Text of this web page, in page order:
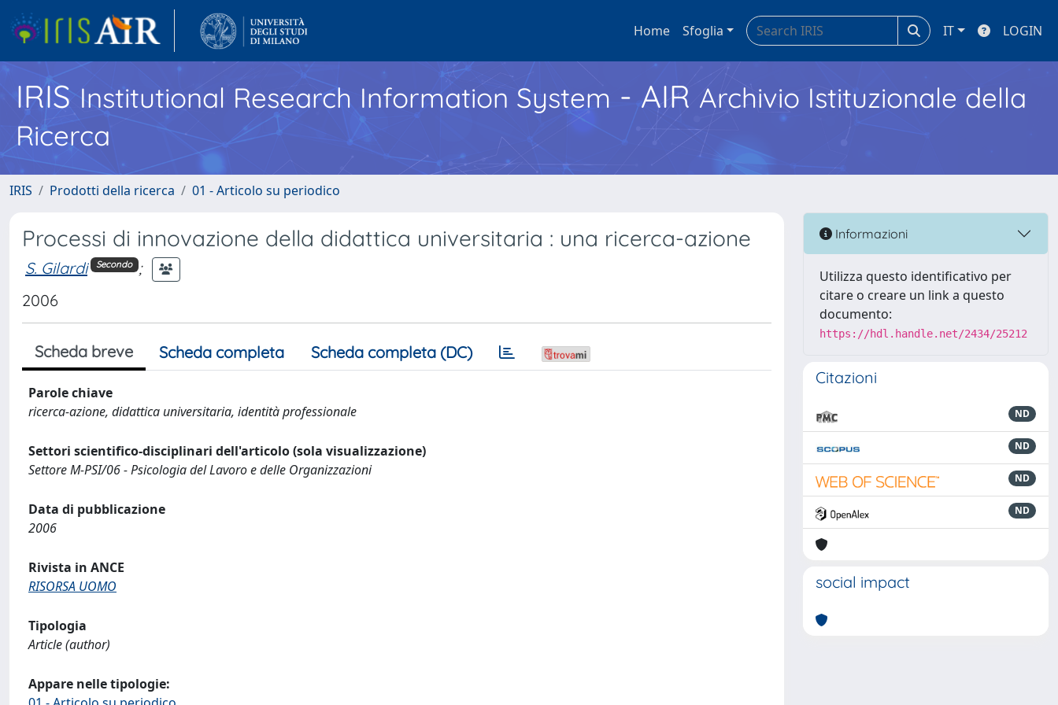
Home Sfoglia IT LOGIN
IRISInstitutional Research Information System - AIR Archivio Istituzionale della
Ricerca
IRIS Prodotti della ricerca 01 - Articolo su periodico
Processi di innovazione della didattica universitaria : una ricerca-azione
S. Gilardi Secondo ;
2006
Scheda breve Scheda completa Scheda completa (DC)
Parole chiave
ricerca-azione, didattica universitaria, identità professionale
Settori scientifico-disciplinari dell'articolo (sola visualizzazione)
Settore M-PSI/06 - Psicologia del Lavoro e delle Organizzazioni
Data di pubblicazione
2006
Rivista in ANCE
RISORSA UOMO
Tipologia
Article (author)
Appare nelle tipologie:
Informazioni
Utilizza questo identificativo per
citare o creare un link a questo
documento:
https://hdl.handle.net/2434/25212
Citazioni
ND
ND
ND
ND
social impact